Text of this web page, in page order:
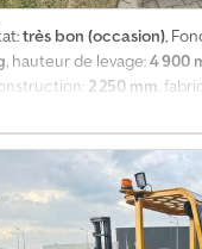
très bon (occasion),
, hauteur de levage:4 900
2 250 mm,
grille avant de
élévateurs après
et dans le monde